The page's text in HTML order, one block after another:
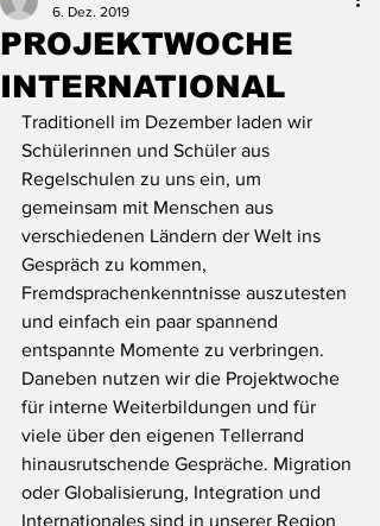
PROJEKTWOCHE
INTERNATIONAL
6. Dez. 2019
Traditionell im Dezember laden wir
Schülerinnen und Schüler aus
Regelschulen zu uns ein, um
gemeinsam mit Menschen aus
verschiedenen Ländern der Welt ins
Gespräch zu kommen,
Fremdsprachenkenntnisse auszutesten
und einfach ein paar spannend
entspannte Momente zu verbringen.
Daneben nutzen wir die Projektwoche
für interne Weiterbildungen und für
viele über den eigenen Tellerrand
hinausrutschende Gespräche. Migration
oder Globalisierung, Integration und
Internationales sind in unserer Region